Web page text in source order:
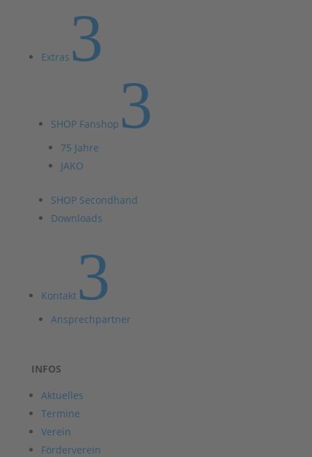
Extras 3
SHOP Fanshop 3
75 Jahre
JAKO
SHOP Secondhand
Downloads
Kontakt3
Ansprechpartner
INFOS
Aktuelles
Termine
Verein
Förderverein